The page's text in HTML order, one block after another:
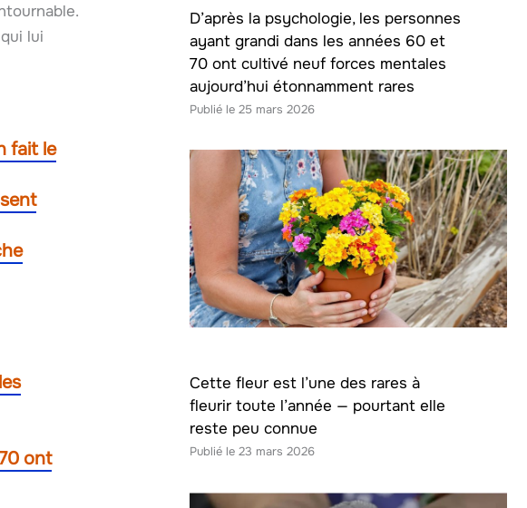
lui
fait le
ont
D’après la psychologie, les personnes
ayant grandi dans les années 60 et
70 ont cultivé neuf forces mentales
aujourd’hui étonnamment rares
25 mars 2026
Cette fleur est l’une des rares à
fleurir toute l’année — pourtant elle
reste peu connue
23 mars 2026